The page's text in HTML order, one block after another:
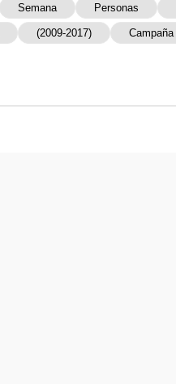
Semana Personas
(2009-2017) Campaña